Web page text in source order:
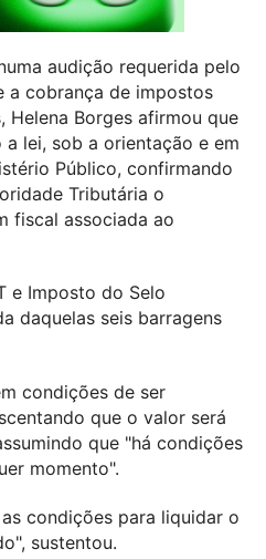
audição requerida pelo
a cobrança de impostos
Helena Borges afirmou que
lei, sob a orientação e em
Público, confirmando
Tributária o
fiscal associada ao
e Imposto do Selo
daquelas seis barragens
condições de ser
que o valor será
que "há condições
momento".
condições para liquidar o
sustentou.